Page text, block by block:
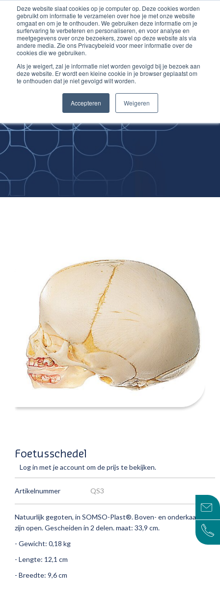
Deze website slaat cookies op je computer op. Deze cookies worden
gebruikt om informatie te verzamelen over hoe je met onze website
omgaat en om je te onthouden. We gebruiken deze informatie om je
surfervaring te verbeteren en personaliseren, en voor analyse en
meetgegevens over onze bezoekers, zowel op deze website als via
andere media. Zie ons Privacybeleid voor meer informatie over de
cookies die we gebruiken.
Als je weigert, zal je informatie niet worden gevolgd bij je bezoek aan
deze website. Er wordt een kleine cookie in je browser geplaatst om
te onthouden dat je niet gevolgd wilt worden.
Accepteren Weigeren
Inloggen account
Ga
naar
de
inhoud
Improving
Medical Skills
Foetusschedel
Log in met je account om de prijs te bekijken.
Artikelnummer QS3
Natuurlijk gegoten, in SOMSO-Plast®.Boven- en onderkaak
zijn open.Gescheiden in 2 delen.maat: 33,9 cm.
- Gewicht: 0,18 kg
- Lengte: 12,1 cm
- Breedte: 9,6 cm